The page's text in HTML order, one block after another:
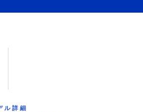
ル詳細